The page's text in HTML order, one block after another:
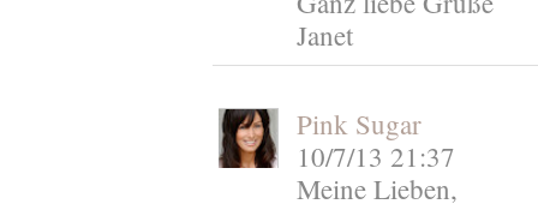
Janet
Pink Sugar
10/7/13 21:37
Meine Lieben,